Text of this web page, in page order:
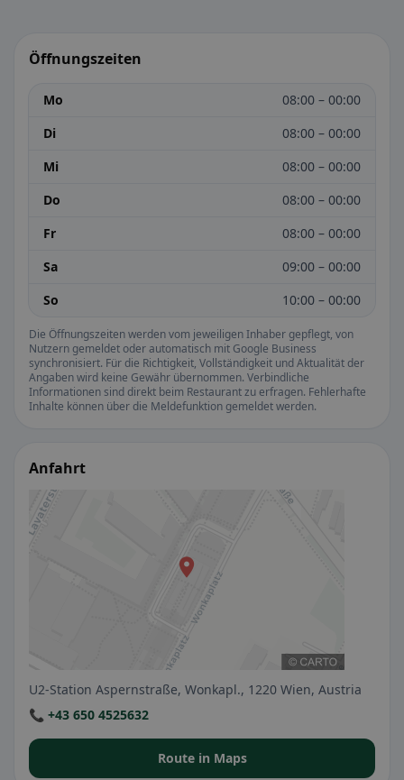
Öffnungszeiten
Mo
08:00 – 00:00
Di
08:00 – 00:00
Mi
08:00 – 00:00
Do
08:00 – 00:00
Fr
08:00 – 00:00
Sa
09:00 – 00:00
So
10:00 – 00:00
Die Öffnungszeiten werden vom jeweiligen Inhaber gepflegt, von
Nutzern gemeldet oder automatisch mit Google Business
synchronisiert. Für die Richtigkeit, Vollständigkeit und Aktualität der
Angaben wird keine Gewähr übernommen. Verbindliche
Informationen sind direkt beim Restaurant zu erfragen. Fehlerhafte
Inhalte können über die Meldefunktion gemeldet werden.
Anfahrt
U2-Station Aspernstraße, Wonkapl., 1220 Wien, Austria
📞 +43 650 4525632
Route in Maps